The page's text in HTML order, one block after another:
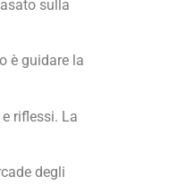
sulla
è guidare la
riflessi. La
degli